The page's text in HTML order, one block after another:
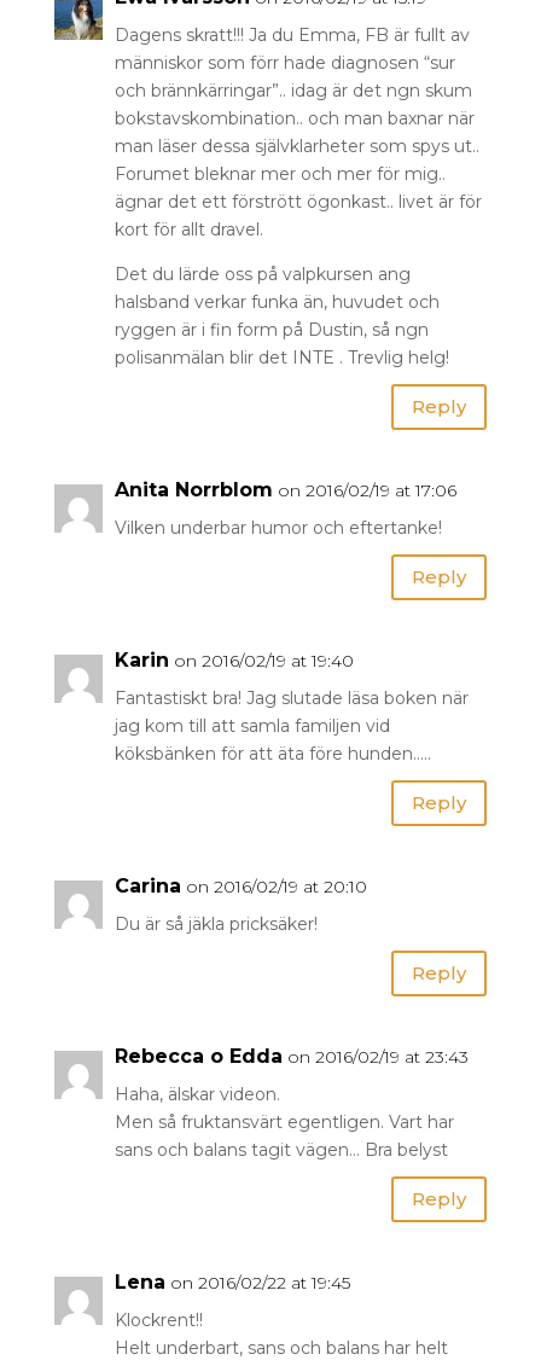
Dagens skratt!!! Ja du Emma, FB är fullt av
människor som förr hade diagnosen “sur
och brännkärringar”.. idag är det ngn skum
bokstavskombination.. och man baxnar när
man läser dessa självklarheter som spys ut..
Forumet bleknar mer och mer för mig..
ägnar det ett förstrött ögonkast.. livet är för
kort för allt dravel.
Det du lärde oss på valpkursen ang
halsband verkar funka än, huvudet och
ryggen är i fin form på Dustin, så ngn
polisanmälan blir det INTE . Trevlig helg!
Reply
Anita Norrblom on 2016/02/19 at 17:06
Vilken underbar humor och eftertanke!
Reply
Karin on 2016/02/19 at 19:40
Fantastiskt bra! Jag slutade läsa boken när
jag kom till att samla familjen vid
köksbänken för att äta före hunden…..
Reply
Carina on 2016/02/19 at 20:10
Du är så jäkla pricksäker!
Reply
Rebecca o Edda on 2016/02/19 at 23:43
Haha, älskar videon.
Men så fruktansvärt egentligen. Vart har
sans och balans tagit vägen… Bra belyst
Reply
Lena on 2016/02/22 at 19:45
Klockrent!!
Helt underbart, sans och balans har helt